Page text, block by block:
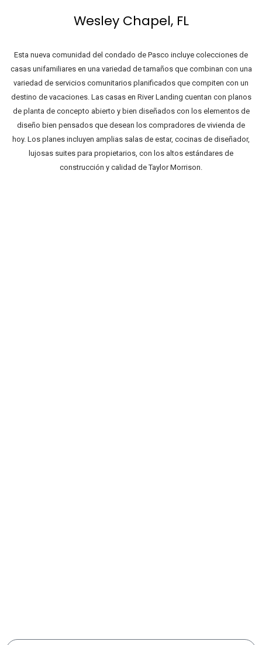
Wesley Chapel, FL
Esta nueva comunidad del condado de Pasco incluye colecciones de
casas unifamiliares en una variedad de tamaños que combinan con una
variedad de servicios comunitarios planificados que compiten con un
destino de vacaciones. Las casas en River Landing cuentan con planos
de planta de concepto abierto y bien diseñados con los elementos de
diseño bien pensados ​​que desean los compradores de vivienda de
hoy. Los planes incluyen amplias salas de estar, cocinas de diseñador,
lujosas suites para propietarios, con los altos estándares de
construcción y calidad de Taylor Morrison.